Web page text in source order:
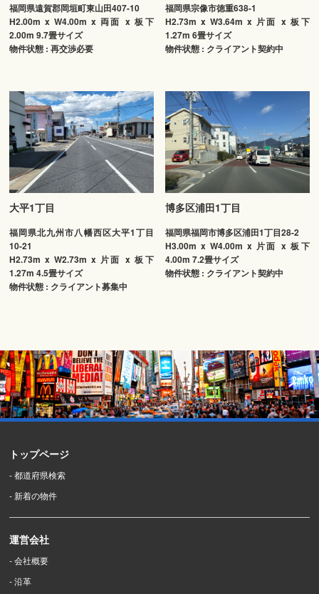
福岡県遠賀郡岡垣町東山田407-10
H2.00m x W4.00m x 両面 x 板下
2.00m 9.7畳サイズ
物件状態 : 再交渉必要
福岡県宗像市徳重638-1
H2.73m x W3.64m x 片面 x 板下
1.27m 6畳サイズ
物件状態 : クライアント契約中
大平1丁目
福岡県北九州市八幡西区大平1丁目
10-21
H2.73m x W2.73m x 片面 x 板下
1.27m 4.5畳サイズ
物件状態 : クライアント募集中
博多区浦田1丁目
福岡県福岡市博多区浦田1丁目28-2
H3.00m x W4.00m x 片面 x 板下
4.00m 7.2畳サイズ
物件状態 : クライアント契約中
トップページ
- 都道府県検索
- 新着の物件
運営会社
- 会社概要
- 沿革